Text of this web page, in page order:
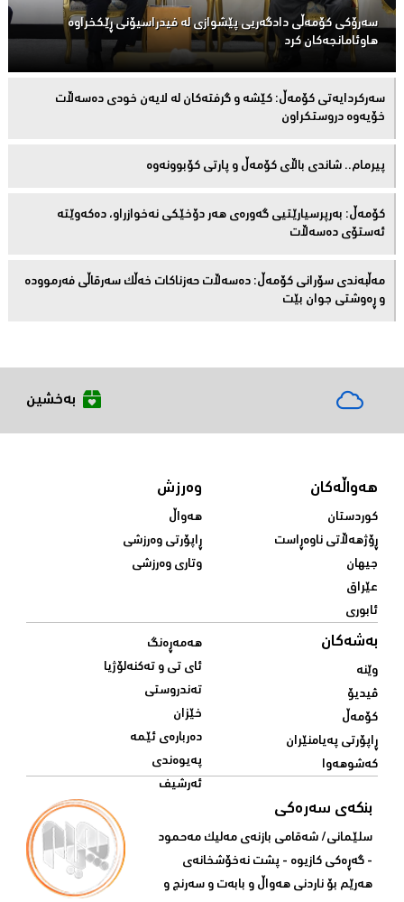
سەرۆكی كۆمەڵى دادگەریی پێشوازی لە فیدراسیۆنی ڕێكخراوە
هاوئامانجەكان کرد
سەركردایەتی كۆمەڵ: كێشە و گرفتەكان لە لایەن خودی دەسەڵات
خۆیەوە دروستكراون
پیرمام.. شاندی باڵای كۆمه‌ڵ و پارتی كۆبوونه‌وه‌
كۆمەڵ: بەرپرسیارێتیی گەورەی هەر دۆخێکی نەخوازراو، دەكەوێتە
ئەستۆی دەسەڵات
مەڵبەندى سۆرانى کۆمەڵ: دەسەڵات حەزناکات خەڵک سەرقاڵى فەرموودە
و ڕەوشتى جوان بێت
بەخشین
هەواڵەکان
کوردستان
ڕۆژهەڵاتی ناوەڕاست
جیهان
عێراق
ئابوری
وەرزش
هەواڵ
ڕاپۆرتی وەرزشی
وتاری وەرزشی
بەشەکان
وێنە
ڤیدیۆ
کۆمەڵ
ڕاپۆرتی پەیامنێران
کەشوهەوا
هەمەڕەنگ
ئای تی و تەکنەلۆژیا
تەندروستی
خێزان
دەربارەی ئێمە
پەیوەندی
ئەرشیف
بنکەی سەرەکی
سلێمانی/ شه‌قامی بازنه‌ی مه‌لیک مه‌حمود
- گه‌ڕه‌کی کازیوه‌ - پشت نه‌خۆشخانه‌ی‌
هه‌رێم بۆ ناردنی‌ هه‌واڵ و بابه‌ت و سه‌رنج و